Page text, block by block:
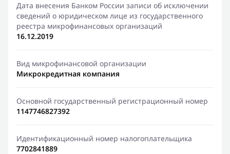
Дата внесения Банком России записи об исключении
сведений о юридическом лице из государственного
реестра микрофинансовых организаций
16.12.2019
Вид микрофинансовой организации
Микрокредитная компания
Основной государственный регистрационный номер
1147746827392
Идентификационный номер налогоплательщика
7702841889